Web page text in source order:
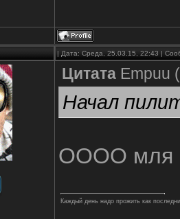
| Дата: Среда, 25.03.15, 22:43 |
Цитата Empuu (
Начал
ОООО мля
Каждый день надо прожить как